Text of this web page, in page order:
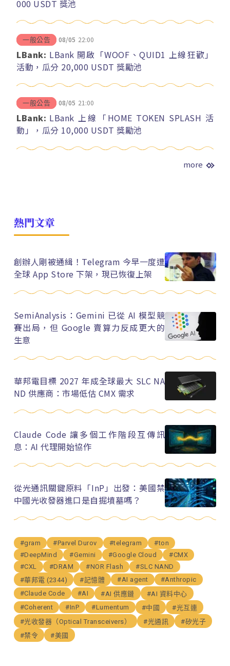
000 USDT 獎池
一般公告 08/05 22:00
LBank: LBank 開啟「WOOF、QUID1 上線狂歡」
活動，瓜分 20,000 USDT 獎勵池
一般公告 08/05 21:00
LBank: LBank 上線「HOME TOKEN SPLASH 活
動」，瓜分 10,000 USDT 獎勵池
more
熱門文章
創辦人剛被通緝！Telegram 今早一度遭
全球 App Store 下架，現已恢復上架
SemiAnalysis：Gemini 已從 AI 模型競
賽出局，但 Google 賣算力反成更大的
生意
華邦電目標 2027 年成全球最大 SLC NA
ND 供應商：市場低估 CMX 需求
Claude Code 讓多個工作階段互傳訊
息：AI 代理開始協作
從光通訊關鍵原料「InP」出發：美國禁
中國光收發器進口是自掘墳墓嗎？
#gram #Parvel Durov #telegram
#ton
#DeepMind
#Gemini #Google Cloud
#CMX
#CXL
#DRAM #NOR Flash
#SLC NAND
#華邦電 (2344)
#記憶體 #AI agent
#Anthropic
#Claude Code
#AI #AI 供應鏈
#AI 資料中心
#Coherent
#InP #Lumentum #中國
#光互連
#光收發器（Optical Transceivers）
#光通訊
#矽光子
#禁令
#美國